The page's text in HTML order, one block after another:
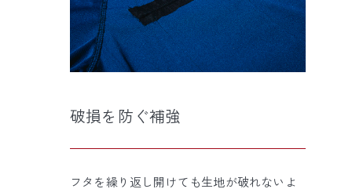
破損を防ぐ補強
フタを繰り返し開けても生地が破れないよ